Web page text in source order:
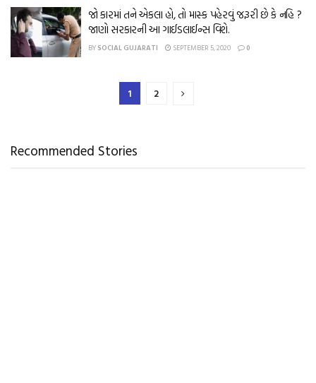
જો કારમાં તને એકલા હો, તો માસ્ક પહેરવું જરૂરી છે કે નહિ ?
જાણો સરકારની આ ગાઈડલાઈન્સ વિશે.
BY SOCIAL GUJARATI SEPTEMBER 5, 2020 0
1 2
Recommended Stories